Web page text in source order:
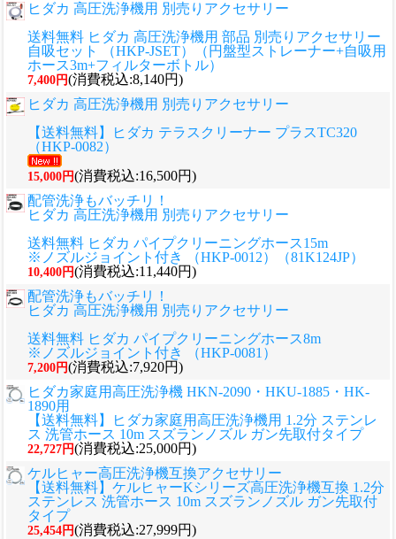
ヒダカ 高圧洗浄機用 別売りアクセサリー
送料無料 ヒダカ 高圧洗浄機用 部品 別売りアクセサリー
自吸セット （HKP-JSET）（円盤型ストレーナー+自吸用
ホース3m+フィルターボトル）
7,400円(消費税込:8,140円)
ヒダカ 高圧洗浄機用 別売りアクセサリー
【送料無料】ヒダカ テラスクリーナー プラスTC320
（HKP-0082）
15,000円(消費税込:16,500円)
配管洗浄もバッチリ！
ヒダカ 高圧洗浄機用 別売りアクセサリー
送料無料 ヒダカ パイプクリーニングホース15m
※ノズルジョイント付き （HKP-0012）（81K124JP）
10,400円(消費税込:11,440円)
配管洗浄もバッチリ！
ヒダカ 高圧洗浄機用 別売りアクセサリー
送料無料 ヒダカ パイプクリーニングホース8m
※ノズルジョイント付き （HKP-0081）
7,200円(消費税込:7,920円)
ヒダカ家庭用高圧洗浄機 HKN-2090・HKU-1885・HK-
1890用
【送料無料】ヒダカ家庭用高圧洗浄機用 1.2分 ステンレ
ス 洗管ホース 10m スズランノズル ガン先取付タイプ
22,727円(消費税込:25,000円)
ケルヒャー高圧洗浄機互換アクセサリー
【送料無料】ケルヒャーKシリーズ高圧洗浄機互換 1.2分
ステンレス 洗管ホース 10m スズランノズル ガン先取付
タイプ
25,454円(消費税込:27,999円)